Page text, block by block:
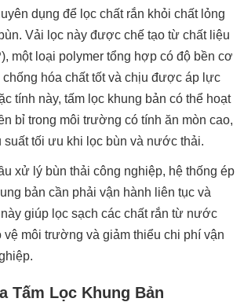
dụng để lọc chất rắn khỏi chất lỏng
Vải lọc này được chế tạo từ chất liệu
một loại polymer tổng hợp có độ bền cơ
chống hóa chất tốt và chịu được áp lực
tính này, tấm lọc khung bản có thể hoạt
bỉ trong môi trường có tính ăn mòn cao,
suất tối ưu khi lọc bùn và nước thải.
xử lý bùn thải công nghiệp, hệ thống ép
bản cần phải vận hành liên tục và
giúp lọc sạch các chất rắn từ nước
vệ môi trường và giảm thiểu chi phí vận
Tấm Lọc Khung Bản